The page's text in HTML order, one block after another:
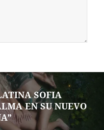
SOFIA
EN SU NUEVO